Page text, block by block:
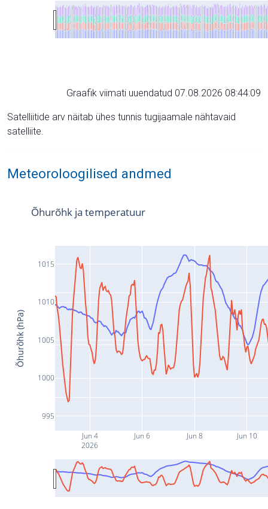
Graafik viimati uuendatud 07.08.2026 08:44:09
Satelliitide arv näitab ühes tunnis tugijaamale nähtavaid
satelliite.
Meteoroloogilised andmed
Jun 4
2026
Jun 6 Jun 8 Jun 10
995
1000
1005
1010
1015
Õhurõhk ja temperatuur
Õhurõhk (hPa)